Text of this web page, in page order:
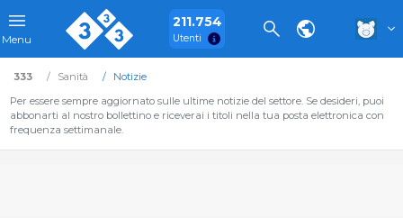
Menu
211.754
Utenti
333 Sanità
Notizie
Per essere sempre aggiornato sulle ultime notizie del settore. Se desideri, puoi
abbonarti al nostro bollettino e riceverai i titoli nella tua posta elettronica con
frequenza settimanale.